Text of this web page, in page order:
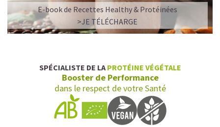
LA FRAÎCHEUR VERTE QUI APAISE L’ESPRIT
Le matcha, ce thé japonais se marie à la douceur du lait
végétal pour une boisson à la fois tonique et apaisante.
Naturellement riche en antioxydants, il apaise l’esprit
tout en stimulant la concentration.
E-book de Recettes Healthy & Protéinées
>JE TÉLÉCHARGE
SPÉCIALISTE DE LA PROTÉINE VÉGÉTALE
Booster de Performance
dans le respect de votre Santé